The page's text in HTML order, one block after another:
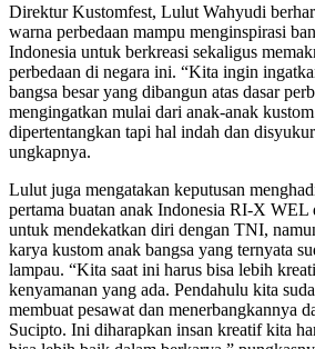
Direktur Kustomfest, Lulut Wahyudi
warna perbedaan mampu menginspirasi
Indonesia untuk berkreasi sekaligus
perbedaan di negara ini. “Kita ingin
bangsa besar yang dibangun atas dasar
mengingatkan mulai dari anak-anak
dipertentangkan tapi hal indah dan
ungkapnya.
Lulut juga mengatakan keputusan
pertama buatan anak Indonesia RI-X WEL
untuk mendekatkan diri dengan TNI,
karya kustom anak bangsa yang ternyata
lampau. “Kita saat ini harus bisa lebih
kenyamanan yang ada. Pendahulu kita
membuat pesawat dan menerbangkannya
Sucipto. Ini diharapkan insan kreatif kita